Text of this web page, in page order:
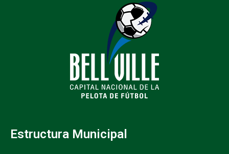
Estructura Municipal